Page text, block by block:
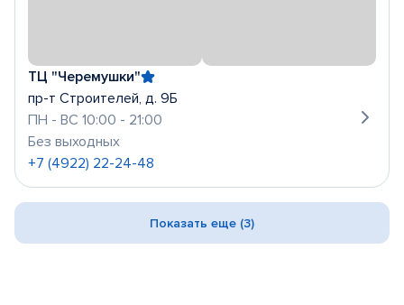
ТЦ "Черемушки"
пр-т Строителей, д. 9Б
ПН - ВС 10:00 - 21:00
Без выходных
+7 (4922) 22-24-48
Показать еще (3)